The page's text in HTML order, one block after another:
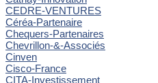
CEDRE-VENTURES
Céréa-Partenaire
Chequers-Partenaires
Chevrillon-&-Associés
Cinven
Cisco-France
CITA-Investissement